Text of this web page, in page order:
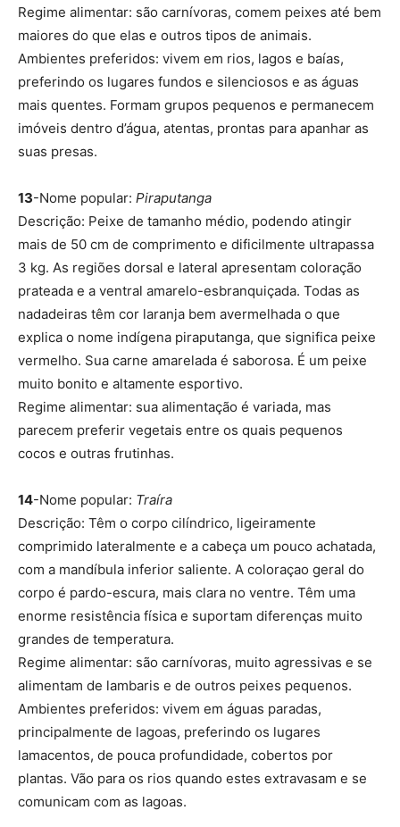
Regime alimentar: são carnívoras, comem peixes até bem
maiores do que elas e outros tipos de animais.
Ambientes preferidos: vivem em rios, lagos e baías,
preferindo os lugares fundos e silenciosos e as águas
mais quentes. Formam grupos pequenos e permanecem
imóveis dentro d’água, atentas, prontas para apanhar as
suas presas.
13-Nome popular: Piraputanga
Descrição: Peixe de tamanho médio, podendo atingir
mais de 50 cm de comprimento e dificilmente ultrapassa
3 kg. As regiões dorsal e lateral apresentam coloração
prateada e a ventral amarelo-esbranquiçada. Todas as
nadadeiras têm cor laranja bem avermelhada o que
explica o nome indígena piraputanga, que significa peixe
vermelho. Sua carne amarelada é saborosa. É um peixe
muito bonito e altamente esportivo.
Regime alimentar: sua alimentação é variada, mas
parecem preferir vegetais entre os quais pequenos
cocos e outras frutinhas.
14-Nome popular: Traíra
Descrição: Têm o corpo cilíndrico, ligeiramente
comprimido lateralmente e a cabeça um pouco achatada,
com a mandíbula inferior saliente. A coloraçao geral do
corpo é pardo-escura, mais clara no ventre. Têm uma
enorme resistência física e suportam diferenças muito
grandes de temperatura.
Regime alimentar: são carnívoras, muito agressivas e se
alimentam de lambaris e de outros peixes pequenos.
Ambientes preferidos: vivem em águas paradas,
principalmente de lagoas, preferindo os lugares
lamacentos, de pouca profundidade, cobertos por
plantas. Vão para os rios quando estes extravasam e se
comunicam com as lagoas.